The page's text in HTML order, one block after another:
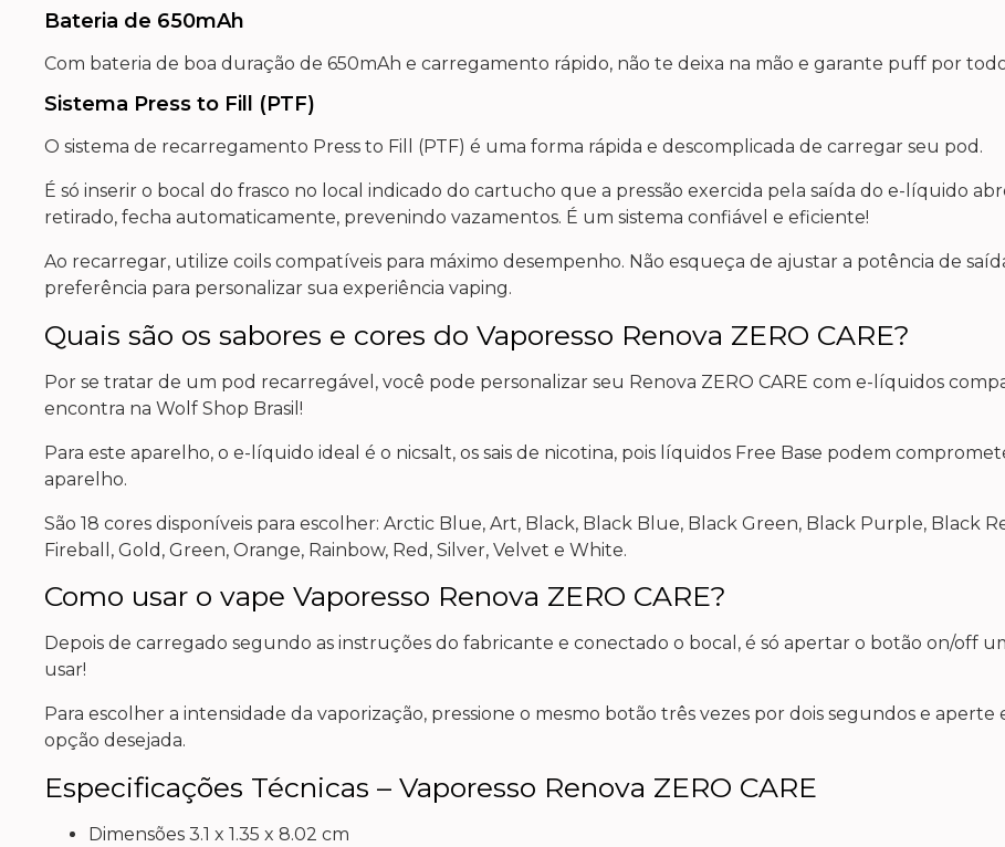
Bateria de 650mAh
Com bateria de boa duração de 650mAh e carregamento rápido, não te deixa na mão e garante puff por
Sistema Press to Fill (PTF)
O sistema de recarregamento Press to Fill (PTF) é uma forma rápida e descomplicada de carregar seu pod.
É só inserir o bocal do frasco no local indicado do cartucho que a pressão exercida pela saída do e-líquido
retirado, fecha automaticamente, prevenindo vazamentos. É um sistema confiável e eficiente!
Ao recarregar, utilize coils compatíveis para máximo desempenho. Não esqueça de ajustar a potência de
preferência para personalizar sua experiência vaping.
Quais são os sabores e cores do Vaporesso Renova ZERO CARE?
Por se tratar de um pod recarregável, você pode personalizar seu Renova ZERO CARE com e-líquidos
encontra na Wolf Shop Brasil!
Para este aparelho, o e-líquido ideal é o nicsalt, os sais de nicotina, pois líquidos Free Base podem
aparelho.
São 18 cores disponíveis para escolher: Arctic Blue, Art, Black, Black Blue, Black Green, Black Purple, Black
Fireball, Gold, Green, Orange, Rainbow, Red, Silver, Velvet e White.
Como usar o vape Vaporesso Renova ZERO CARE?
Depois de carregado segundo as instruções do fabricante e conectado o bocal, é só apertar o botão on/off
usar!
Para escolher a intensidade da vaporização, pressione o mesmo botão três vezes por dois segundos e aperte
opção desejada.
Especificações Técnicas – Vaporesso Renova ZERO CARE
Dimensões 3.1 x 1.35 x 8.02 cm